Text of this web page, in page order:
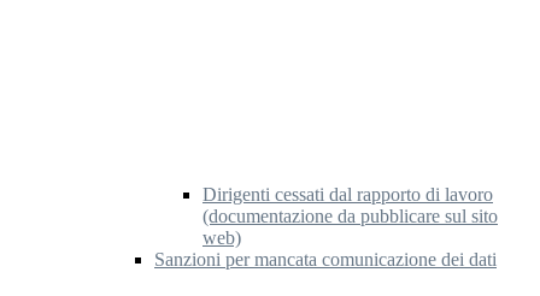
Dirigenti cessati dal rapporto di lavoro
(documentazione da pubblicare sul sito
web)
Sanzioni per mancata comunicazione dei dati